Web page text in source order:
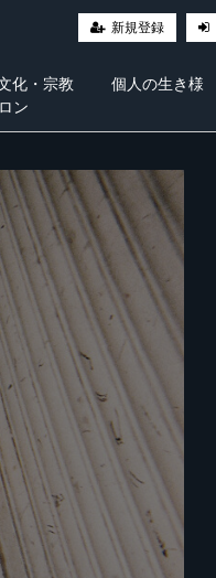
新規登録
化・宗教
個人の生き様
ン